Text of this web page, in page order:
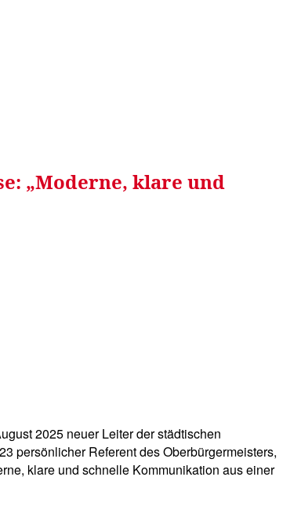
„Moderne, klare und
2025 neuer Leiter der städtischen
persönlicher Referent des Oberbürgermeisters,
klare und schnelle Kommunikation aus einer